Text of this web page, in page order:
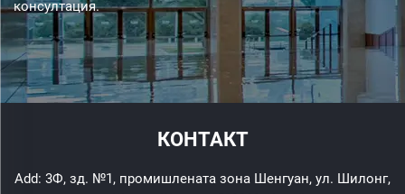
консултация.
КОНТАКТ
Add: 3Ф, зд. №1, промишлената зона Шенгуан, ул. Шилонг,